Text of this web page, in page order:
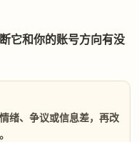
它和你的账号方向有没
绪、争议或信息差，再改